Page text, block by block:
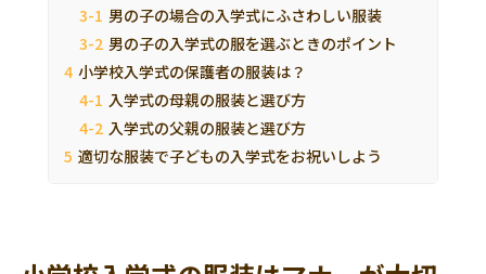
男の子の場合の入学式にふさわしい服装
男の子の入学式の服を選ぶときのポイント
小学校入学式の保護者の服装は？
入学式の母親の服装と選び方
入学式の父親の服装と選び方
適切な服装で子どもの入学式をお祝いしよう